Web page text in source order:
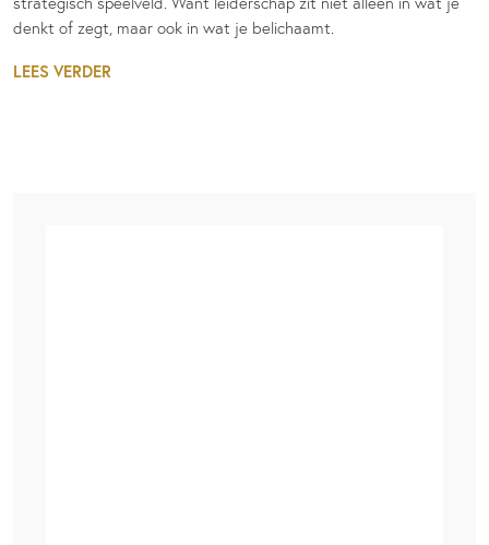
denkt of zegt, maar ook in wat je belichaamt.
LEES VERDER